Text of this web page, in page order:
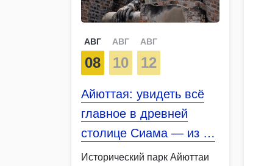
АВГ
08
АВГ
10
АВГ
12
Айюттая: увидеть всё
главное в древней
столице Сиама — из …
Исторический парк Айюттаи